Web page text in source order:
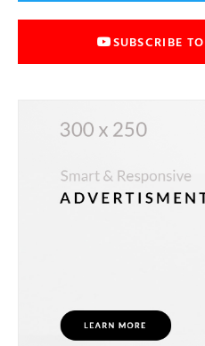
SUBSCRIBE